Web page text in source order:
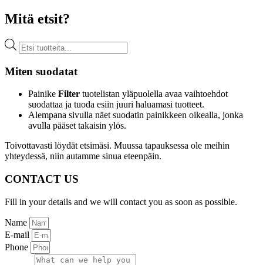
Mitä etsit?
Products
search
Miten suodatat
Painike Filter tuotelistan yläpuolella avaa vaihtoehdot
suodattaa ja tuoda esiin juuri haluamasi tuotteet.
Alempana sivulla näet suodatin painikkeen oikealla, jonka
avulla pääset takaisin ylös.
Toivottavasti löydät etsimäsi. Muussa tapauksessa ole meihin
yhteydessä, niin autamme sinua eteenpäin.
CONTACT US
Fill in your details and we will contact you as soon as possible.
Name
E-mail
Phone